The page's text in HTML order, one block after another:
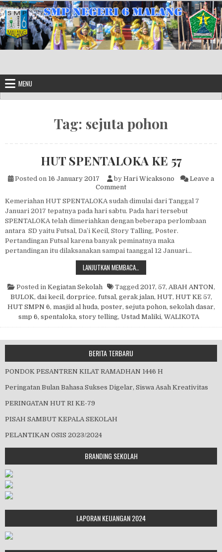
Skip to content
MENU
Tag: sejuta pohon
HUT SPENTALOKA KE 57
Posted on 16 January 2017 by Hari Wicaksono
Leave a
Commenton HUT SPENTALOKA KE 57
Kemeriahan HUT SPENTALOKA sudah dimulai dari Tanggal 7
Januari 2017 tepatnya pada hari sabtu. Pada hari tersebut
SPENTALOKA telah dimeriahkan dengan beberapa perlombaan
antara SD yaitu Futsal, Da’i Kecil, Story Talling, Poster.
Pertandingan Futsal karena banyak peminatnya maka
pertandingan itu dilaksanakan sampai taanggal 12 Januari…
LANJUTKAN MEMBACA…
Posted in Kegiatan Sekolah Tagged 2017, 57, ABAH ANTON,
BULOK, dai kecil , dorprice, futsal , gerak jalan, HUT, HUT KE 57,
HUT SMPN 6, masjid al huda, poster, sejuta pohon, sekolah dasar,
smp 6, spentaloka, story telling, Ustad Maliki, WALIKOTA
BERITA TERBARU
PONDOK PESANTREN KILAT RAMADHAN 1446 H
Peringatan Bulan Bahasa Sukses Digelar, Siswa Asah Kreativitas
PERINGATAN HUT RI KE-79
PISAH SAMBUT KEPALA SEKOLAH
PELANTIKAN OSIS 2023/2024
BRANDING SEKOLAH
LAPORAN KEUANGAN 2024